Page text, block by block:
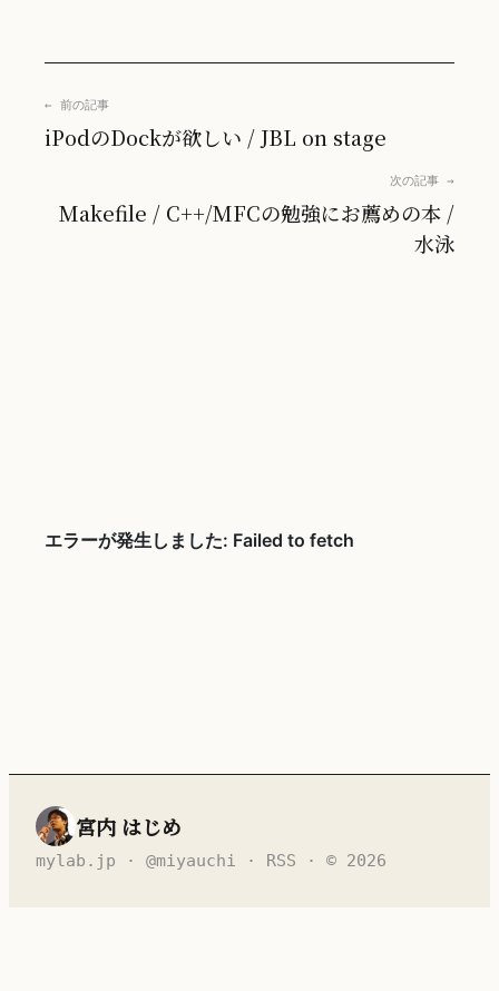
← 前の記事
iPodのDockが欲しい / JBL on stage
次の記事 →
Makefile / C++/MFCの勉強にお薦めの本 /
水泳
宮内 はじめ
mylab.jp · @miyauchi · RSS · © 2026